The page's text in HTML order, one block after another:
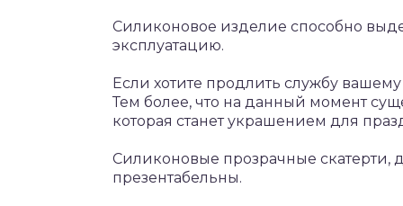
Силиконовое изделие способно
эксплуатацию.
Если хотите продлить службу вашему
Тем более, что на данный момент
которая станет украшением для
Силиконовые прозрачные скатерти,
презентабельны.